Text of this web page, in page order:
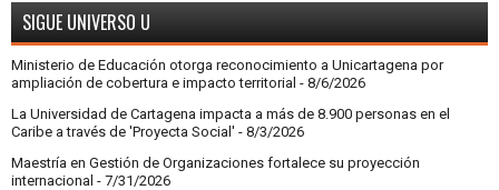
SIGUE UNIVERSO U
Ministerio de Educación otorga reconocimiento a Unicartagena por
ampliación de cobertura e impacto territorial - 8/6/2026
La Universidad de Cartagena impacta a más de 8.900 personas en el
Caribe a través de 'Proyecta Social' - 8/3/2026
Maestría en Gestión de Organizaciones fortalece su proyección
internacional - 7/31/2026